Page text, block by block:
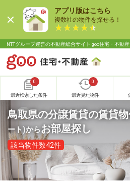
アプリ版はこちら
複数社の物件を探せる！
NTTグループ運営の不動産総合サイト goo住宅・不動産
0
最近検索した条件
0
最近見た物件
鳥取県の分譲賃貸の賃貸
ート)からお部屋探し
該当物件数42件